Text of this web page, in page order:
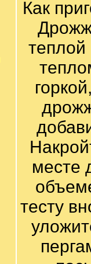
Как
теплой
месте
тесту